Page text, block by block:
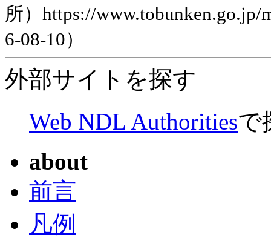
所）https://
6-08-10）
外部サイトを探す
Web NDL Authoritiesで
about
前言
凡例